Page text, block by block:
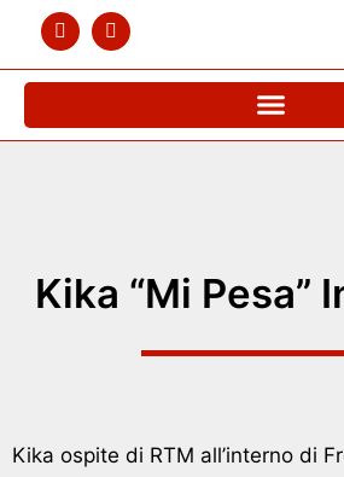
Kika “Mi Pesa”
Kika ospite di RTM all’interno di